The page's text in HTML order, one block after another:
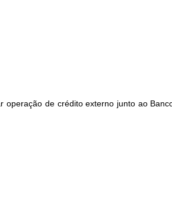
operação de crédito externo junto ao